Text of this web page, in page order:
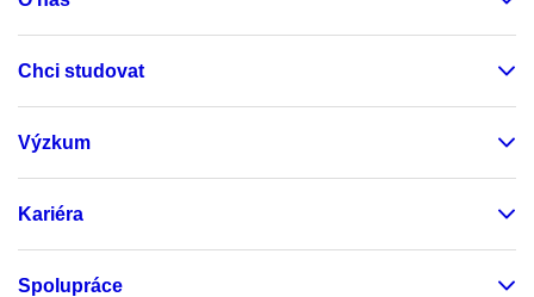
Chci studovat
Výzkum
Kariéra
Spolupráce